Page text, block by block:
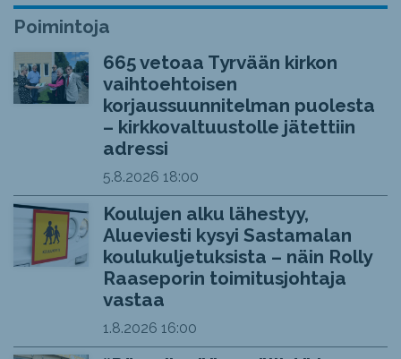
Poimintoja
665 vetoaa Tyrvään kirkon
vaihtoehtoisen
korjaussuunnitelman puolesta
– kirkkovaltuustolle jätettiin
adressi
5.8.2026 18:00
Koulujen alku lähestyy,
Alueviesti kysyi Sastamalan
koulukuljetuksista – näin Rolly
Raaseporin toimitusjohtaja
vastaa
1.8.2026 16:00